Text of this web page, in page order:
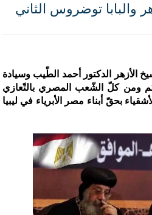
والبابا توضروس الثاني
الأزهر الدكتور أحمد الطّيب وسيادة
ومن كلّ الشّعب المصري بالتّعازي
بحقّ أبناء مصر الأبرياء في ليبيا